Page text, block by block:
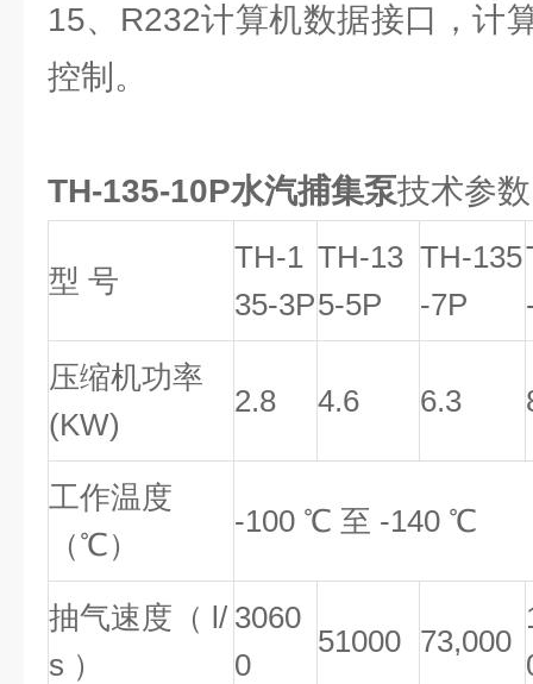
15、R232计算机数据接口，计
控制。
TH-135-10P水汽捕集泵技术参
型 号
TH-1
35-3P
TH-13
5-5P
TH-135
-7P
压缩机功率
(KW)
2.8 4.6 6.3
工作温度
（℃）
-100 ℃ 至 -140 ℃
抽气速度（ l/
s ）
3060
0
51000 73,000